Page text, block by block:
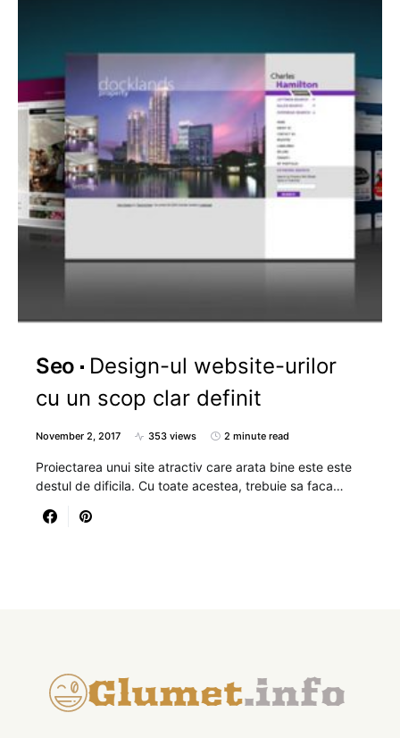
Seo
Design-ul website-urilor
cu un scop clar definit
November 2, 2017 353 views 2 minute read
Proiectarea unui site atractiv care arata bine este este
destul de dificila. Cu toate acestea, trebuie sa faca…